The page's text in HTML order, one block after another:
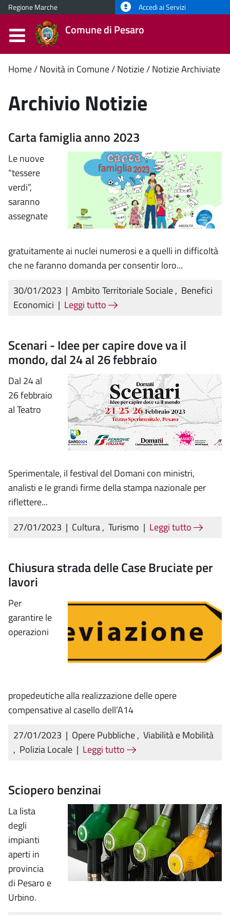
Regione Marche Accedi ai Servizi
Comune di Pesaro
Contenuto
principale
Home Novità in Comune Notizie Notizie Archiviate
Archivio Notizie
Carta famiglia anno 2023
Le nuove
“tessere
verdi”,
saranno
assegnate
gratuitamente ai nuclei numerosi e a quelli in difficoltà
che ne faranno domanda per consentir loro...
30/01/2023 | Ambito Territoriale Sociale, Benefici
Economici | Leggi tutto
Scenari - Idee per capire dove va il
mondo, dal 24 al 26 febbraio
Dal 24 al
26 febbraio
al Teatro
Sperimentale, il festival del Domani con ministri,
analisti e le grandi firme della stampa nazionale per
riflettere...
27/01/2023 | Cultura, Turismo | Leggi tutto
Chiusura strada delle Case Bruciate per
lavori
Per
garantire le
operazioni
propedeutiche alla realizzazione delle opere
compensative al casello dell’A14
27/01/2023 | Opere Pubbliche, Viabilità e Mobilità
, Polizia Locale | Leggi tutto
Sciopero benzinai
La lista
degli
impianti
aperti in
provincia
di Pesaro e
Urbino.